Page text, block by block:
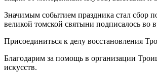
Значимым событием праздника стал сбор
великой томской святыни подписалось во
Присоединиться к делу восстановления
Благодарим за помощь в организации
искусств.